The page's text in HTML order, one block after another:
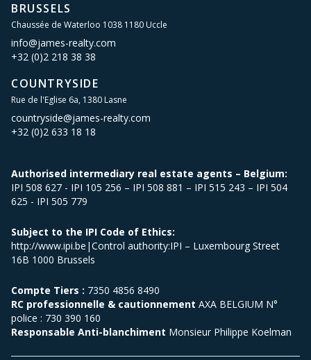
BRUSSELS
Chaussée de Waterloo 1038 1180 Uccle
info@james-realty.com
+32 (0)2 218 38 38
COUNTRYSIDE
Rue de l'Eglise 6a, 1380 Lasne
countryside@james-realty.com
+32 (0)2 633 18 18
Authorised intermediary real estate agents – Belgium:
IPI 508 627 - IPI 105 256 – IPI 508 881 – IPI 515 243 – IPI 504
625 - IPI 505 779
Subject to the IPI Code of Ethics:
http://www.ipi.be|Control authority:IPI – Luxembourg Street
16B 1000 Brussels
Compte Tiers : 7350 4856 8490
RC professionnelle & cautionnement AXA BELGIUM N°
police : 730 390 160
Responsable Anti-blanchiment Monsieur Philippe Koelman